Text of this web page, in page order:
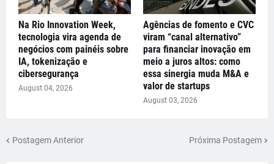
Na Rio Innovation Week,
tecnologia vira agenda de
negócios com painéis sobre
IA, tokenização e
cibersegurança
August 04, 2026
Agências de fomento e CVC
viram “canal alternativo”
para financiar inovação em
meio a juros altos: como
essa sinergia muda M&A e
valor de startups
August 03, 2026
Postagem Anterior Próxima Postagem